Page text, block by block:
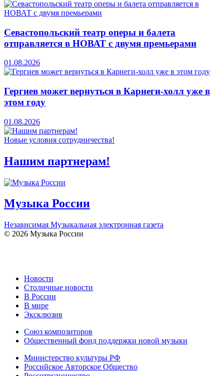
Севастопольский театр оперы и балета
отправляется в НОВАТ с двумя премьерами
01.08.2026
Гергиев может вернуться в Карнеги-холл уже в
этом году
01.08.2026
Новые условия сотрудничества!
Нашим партнерам!
Музыка России
Независимая Музыкальная электронная газета
© 2026 Музыка России
Новости
Столичные новости
В России
В мире
Эксклюзив
Союз композиторов
Общественный фонд поддержки новой музыки
Министерство культуры РФ
Российское Авторское Общество